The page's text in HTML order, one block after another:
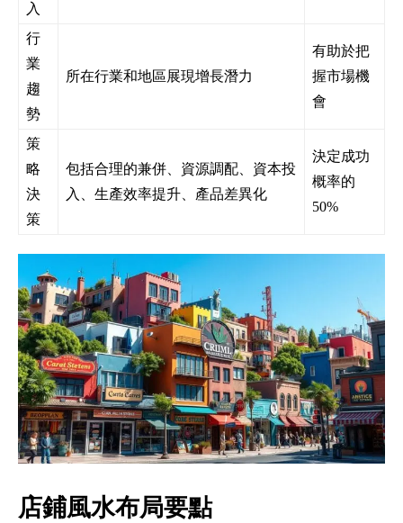
入
行
業
趨
勢
所在行業和地區展現增長潛力
有助於把
握市場機
會
策
略
決
策
包括合理的兼併、資源調配、資本投
入、生產效率提升、產品差異化
決定成功
概率的
50%
店鋪風水布局要點